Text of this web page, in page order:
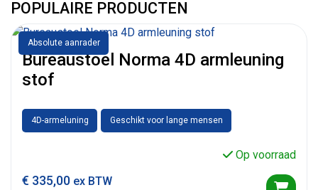
POPULAIRE PRODUCTEN
Absolute aanrader
Bureaustoel Norma 4D armleuning
stof
4D-armeluning Geschikt voor lange mensen
Op voorraad
€ 335,00 ex BTW